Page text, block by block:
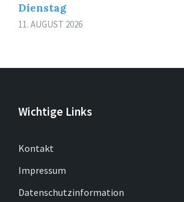
Dienstag
11. AUGUST 2026
Wichtige Links
Kontakt
Impressum
Datenschutzinformation